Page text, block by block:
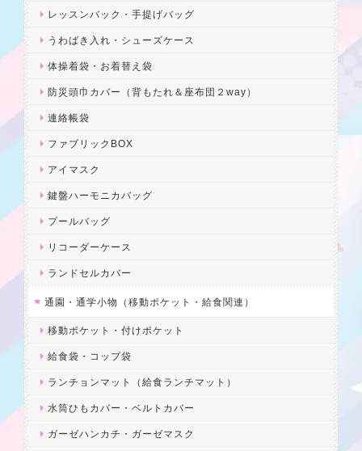
レッスンバック・手提げバッグ
うわばき入れ・シューズケース
体操着袋・お着替え袋
防災頭巾カバー（背もたれ＆座布団２way）
連絡帳袋
ファブリックBOX
アイマスク
鍵盤ハーモニカバッグ
プールバッグ
リコーダーケース
ランドセルカバー
通園・通学小物（移動ポケット・給食関連）
移動ポケット・付けポケット
給食袋・コップ袋
ランチョンマット（給食ランチマット）
水筒ひもカバー・ベルトカバー
ガーゼハンカチ・ガーゼマスク